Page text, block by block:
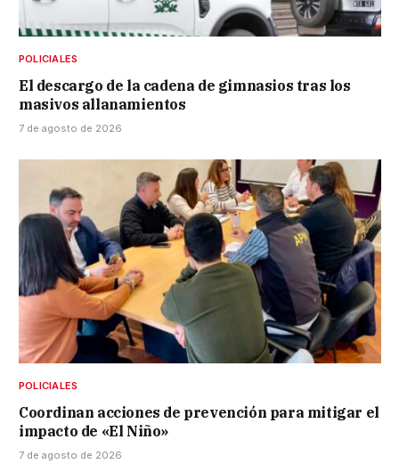
POLICIALES
El descargo de la cadena de gimnasios tras los
masivos allanamientos
7 de agosto de 2026
POLICIALES
Coordinan acciones de prevención para mitigar el
impacto de «El Niño»
7 de agosto de 2026